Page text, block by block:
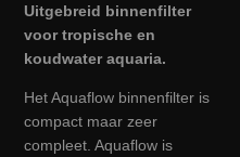
Uitgebreid binnenfilter
voor tropische en
koudwater aquaria.
Het Aquaflow binnenfilter is
compact maar zeer
compleet. Aquaflow is